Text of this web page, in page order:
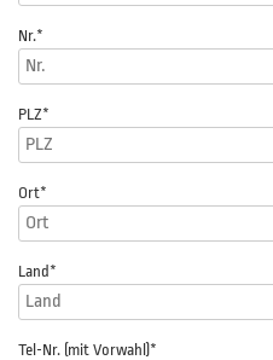
Nr.*
PLZ*
Ort*
Land*
Tel-Nr. (mit Vorwahl) *